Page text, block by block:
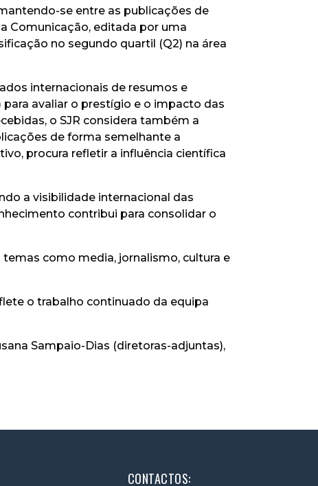
se entre as publicações de
Comunicação, editada por uma
no segundo quartil (Q2) na área
internacionais de resumos e
avaliar o prestígio e o impacto das
o SJR considera também a
de forma semelhante a
procura refletir a influência científica
a visibilidade internacional das
contribui para consolidar o
como media, jornalismo, cultura e
o trabalho continuado da equipa
Sampaio-Dias (diretoras-adjuntas),
CONTACTOS: